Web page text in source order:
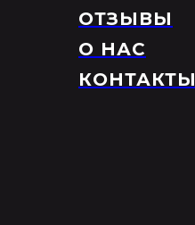
ОТЗЫВЫ
О НАС
КОНТАКТЫ